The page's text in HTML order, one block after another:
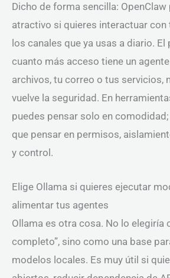
Dicho de forma sencilla: OpenClaw
atractivo si quieres interactuar con
los canales que ya usas a diario.
cuanto más acceso tiene un
archivos, tu correo o tus servicios,
vuelve la seguridad. En
puedes pensar solo en
que pensar en permisos,
y control.
Elige Ollama si quieres ejecutar
alimentar tus agentes
Ollama es otra cosa. No lo elegiría
completo”, sino como una base
modelos locales. Es muy útil si